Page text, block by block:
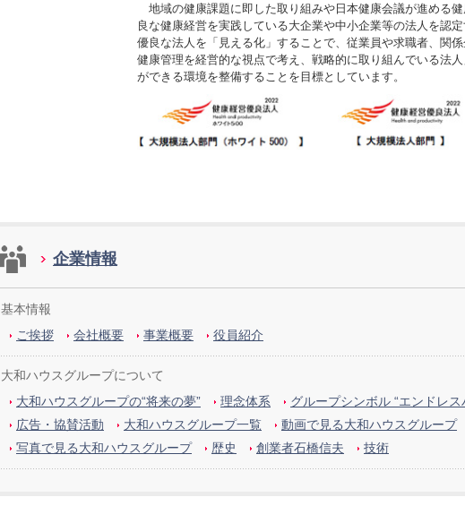
地域の健康課題に即した取り組みや日本健康会議が進める
良な健康経営を実践している大企業や中小企業等の法人を認
優良な法人を「見える化」することで、従業員や求職者、関
健康管理を経営的な視点で考え、戦略的に取り組んでいる法
ができる環境を整備することを目標としています。
企業情報
基本情報
ご挨拶
会社概要 事業概要 役員紹介
大和ハウスグループについて
大和ハウスグループの“将来の夢”
理念体系 グループシンボル “エンドレス
広告・協賛活動
大和ハウスグループ一覧 動画で見る大和ハウスグループ
写真で見る大和ハウスグループ
歴史 創業者石橋信夫 技術